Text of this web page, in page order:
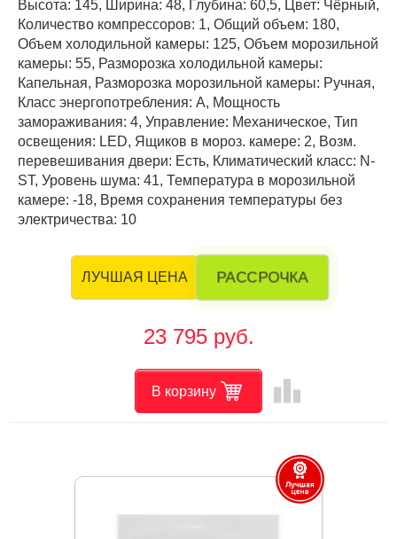
Высота: 145, Ширина: 48, Глубина: 60,5, Цвет: Чёрный,
Количество компрессоров: 1, Общий объем: 180,
Объем холодильной камеры: 125, Объем морозильной
камеры: 55, Разморозка холодильной камеры:
Капельная, Разморозка морозильной камеры: Ручная,
Класс энергопотребления: А, Мощность
замораживания: 4, Управление: Механическое, Тип
освещения: LED, Ящиков в мороз. камере: 2, Возм.
перевешивания двери: Есть, Климатический класс: N-
ST, Уровень шума: 41, Температура в морозильной
камере: -18, Время сохранения температуры без
электричества: 10
ЛУЧШАЯ ЦЕНА РАССРОЧКА
23 795 руб.
В корзину leaderboard